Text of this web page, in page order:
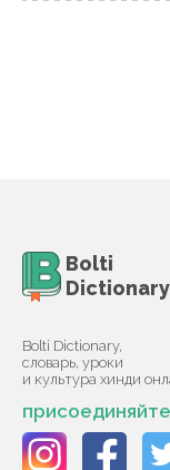
Bolti
Dictionary
Bolti Dictionary,
словарь, уроки
и культура хинди